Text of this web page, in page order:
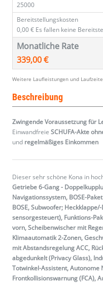
25000
Bereitstellungskosten
0,00 € Es fallen keine
Monatliche Rate
339,00 €
Weitere Laufleistungen und
Beschreibung
Zwingende Voraussetzung für
Einwandfreie SCHUFA-Akte
und regelmäßiges Einkommen
Dieser sehr schöne Kona in
Getriebe 6-Gang -
Navigationssystem, BOSE-
BOSE, Subwoofer;
sensorgesteuert), Funktions-
vorn, Scheibenwischer mit
Klimaautomatik 2-Zonen,
mit Abstandsregelung ACC,
abgedunkelt (Privacy Glass),
Totwinkel-Assistent, Autonome
Frontkollisionswarnung (FCA),